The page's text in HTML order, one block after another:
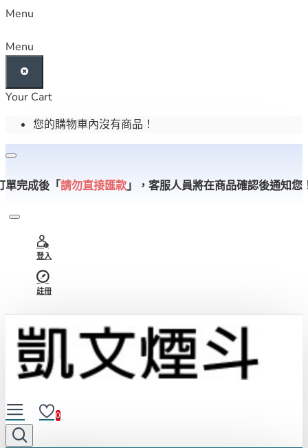
Menu
Menu
Your Cart
您的購物車內沒有商品！
單完成後「請勿直接匯款 」， 客服人員將在商品確認後通知您
登入
註冊
0